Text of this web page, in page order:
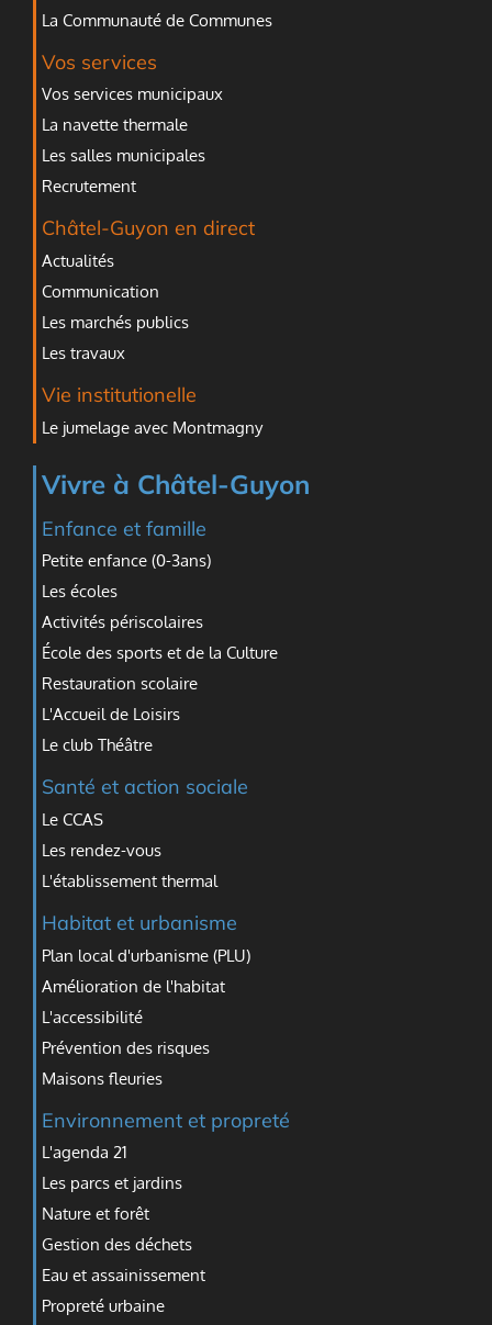
La Communauté de Communes
Vos services
Vos services municipaux
La navette thermale
Les salles municipales
Recrutement
Châtel-Guyon en direct
Actualités
Communication
Les marchés publics
Les travaux
Vie institutionelle
Le jumelage avec Montmagny
Vivre à Châtel-Guyon
Enfance et famille
Petite enfance (0-3ans)
Les écoles
Activités périscolaires
École des sports et de la Culture
Restauration scolaire
L'Accueil de Loisirs
Le club Théâtre
Santé et action sociale
Le CCAS
Les rendez-vous
L'établissement thermal
Habitat et urbanisme
Plan local d'urbanisme (PLU)
Amélioration de l'habitat
L'accessibilité
Prévention des risques
Maisons fleuries
Environnement et propreté
L'agenda 21
Les parcs et jardins
Nature et forêt
Gestion des déchets
Eau et assainissement
Propreté urbaine